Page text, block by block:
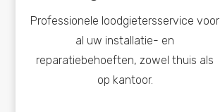
Professionele loodgietersservice voor
al uw installatie- en
reparatiebehoeften, zowel thuis als
op kantoor.